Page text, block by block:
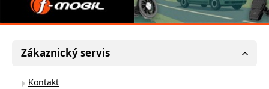
Zákaznický servis
Kontakt